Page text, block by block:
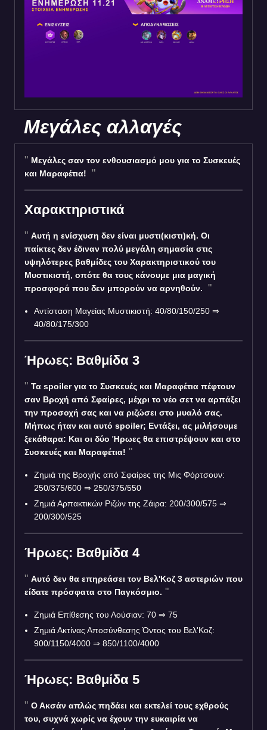
Μεγάλες αλλαγές
Μεγάλες σαν τον ενθουσιασμό μου για το Συσκευές
και Μαραφέτια!
Χαρακτηριστικά
Αυτή η ενίσχυση δεν είναι μυστι(κιστι)κή. Οι
παίκτες δεν έδιναν πολύ μεγάλη σημασία στις
υψηλότερες βαθμίδες του Χαρακτηριστικού του
Μυστικιστή, οπότε θα τους κάνουμε μια μαγική
προσφορά που δεν μπορούν να αρνηθούν.
Αντίσταση Μαγείας Μυστικιστή: 40/80/150/250 ⇒
40/80/175/300
Ήρωες: Βαθμίδα 3
Τα spoiler για το Συσκευές και Μαραφέτια πέφτουν
σαν Βροχή από Σφαίρες, μέχρι το νέο σετ να αρπάξει
την προσοχή σας και να ριζώσει στο μυαλό σας.
Μήπως ήταν και αυτό spoiler; Εντάξει, ας μιλήσουμε
ξεκάθαρα: Και οι δύο Ήρωες θα επιστρέψουν και στο
Συσκευές και Μαραφέτια!
Ζημιά της Βροχής από Σφαίρες της Μις Φόρτσουν:
250/375/600 ⇒ 250/375/550
Ζημιά Αρπακτικών Ριζών της Ζάιρα: 200/300/575 ⇒
200/300/525
Ήρωες: Βαθμίδα 4
Αυτό δεν θα επηρεάσει τον Βελ'Κοζ 3 αστεριών που
είδατε πρόσφατα στο Παγκόσμιο.
Ζημιά Επίθεσης του Λούσιαν: 70 ⇒ 75
Ζημιά Ακτίνας Αποσύνθεσης Όντος του Βελ'Κοζ:
900/1150/4000 ⇒ 850/1100/4000
Ήρωες: Βαθμίδα 5
Ο Ακσάν απλώς πηδάει και εκτελεί τους εχθρούς
του, συχνά χωρίς να έχουν την ευκαιρία να